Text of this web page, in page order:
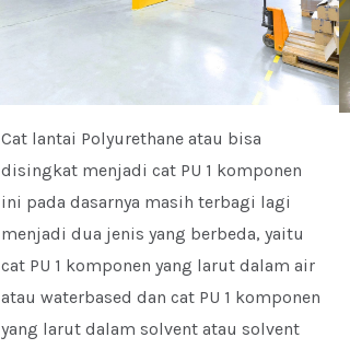
Cat lantai Polyurethane atau bisa
disingkat menjadi cat PU 1 komponen
ini pada dasarnya masih terbagi lagi
menjadi dua jenis yang berbeda, yaitu
cat PU 1 komponen yang larut dalam air
atau waterbased dan cat PU 1 komponen
yang larut dalam solvent atau solvent